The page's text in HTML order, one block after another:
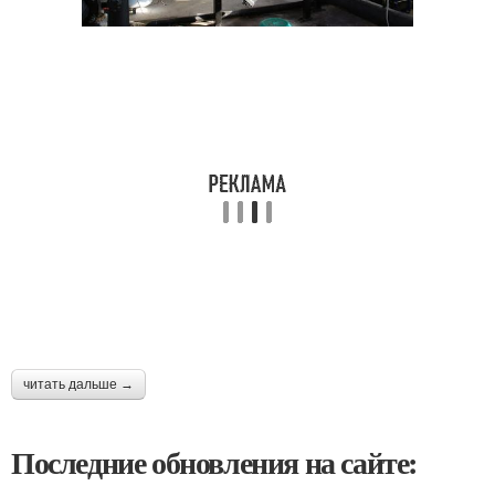
читать дальше →
Последние обновления на сайте: